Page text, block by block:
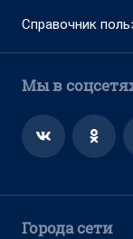
Справочник
Мы в
Города сети